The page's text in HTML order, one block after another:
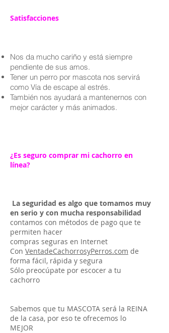
Satisfacciones
Nos da mucho cariño y está siempre
pendiente de sus amos.
Tener un perro por mascota nos servirá
como Vía de escape al estrés.
También nos ayudará a mantenernos con
mejor carácter y más animados.
¿Es seguro comprar mi cachorro en
línea?
La seguridad es algo que tomamos muy
en serio y con mucha responsabilidad
contamos con métodos de pago que te
permiten hacer
compras seguras en Internet
Con VentadeCachorrosyPerros.com de
forma fácil, rápida y segura
Sólo preocúpate por escocer a tu
cachorro
Sabemos que tu MASCOTA será la REINA
de la casa, por eso te ofrecemos lo
MEJOR